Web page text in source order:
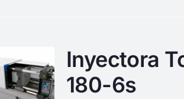
Inyectora
180-6s